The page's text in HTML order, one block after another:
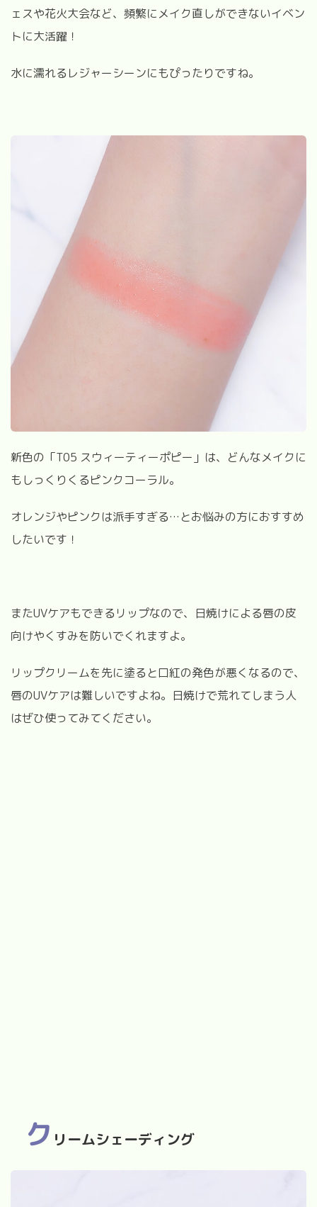
ェスや花火大会など、頻繁にメイク直しができないイベン
トに大活躍！
水に濡れるレジャーシーンにもぴったりですね。
新色の「T05 スウィーティーポピー」は、どんなメイクに
もしっくりくるピンクコーラル。
オレンジやピンクは派手すぎる… とお悩みの方におすすめ
したいです！
またUVケアもできるリップなので、日焼けによる唇の皮
向けやくすみを防いでくれますよ。
リップクリームを先に塗ると口紅の発色が悪くなるので、
唇のUVケアは難しいですよね。日焼けで荒れてしまう人
はぜひ使ってみてください。
ク リームシェーディング